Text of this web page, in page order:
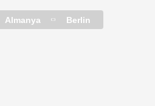
Almanya Berlin